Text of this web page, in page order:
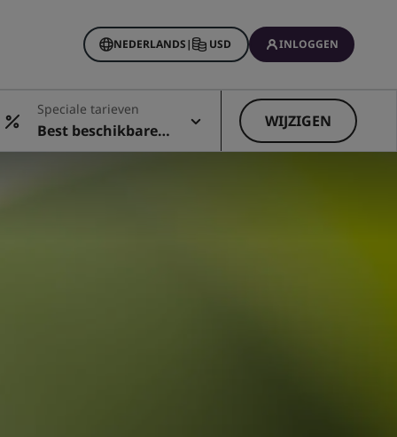
NEDERLANDS| USD INLOGGEN
Speciale tarieven
Best beschikbare t
arief
WIJZIGEN